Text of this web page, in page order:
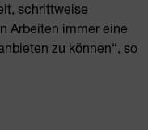
schrittweise
Arbeiten immer eine
zu können“, so